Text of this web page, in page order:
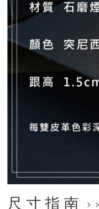
尺 寸 指 南 › ›